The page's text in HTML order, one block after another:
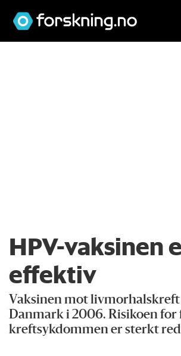
HPV-vaksinen
effektiv
Vaksinen mot
Danmark i 2006. Risikoen
kreftsykdommen er sterkt